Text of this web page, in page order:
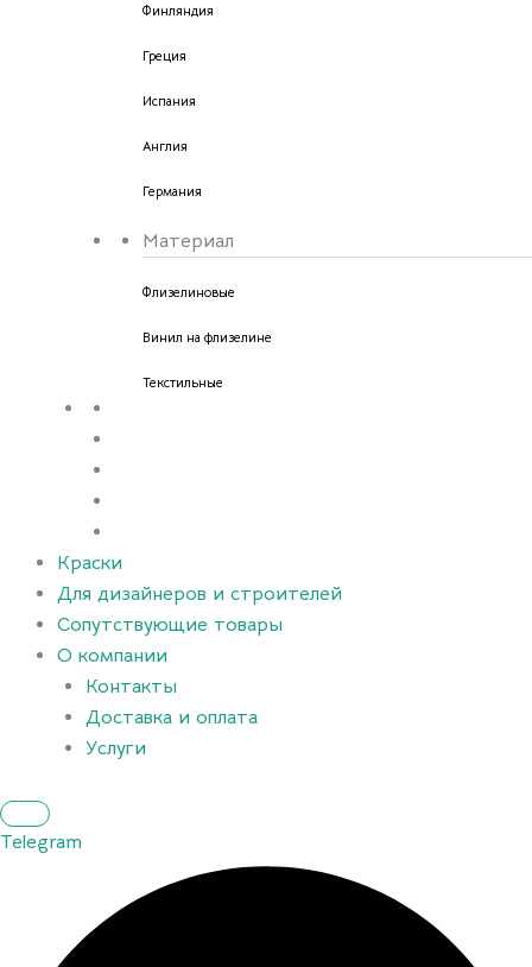
Финляндия
Греция
Испания
Англия
Германия
Материал
Флизелиновые
Винил на флизелине
Текстильные
Краски
Для дизайнеров и строителей
Сопутствующие товары
О компании
Контакты
Доставка и оплата
Услуги
Telegram